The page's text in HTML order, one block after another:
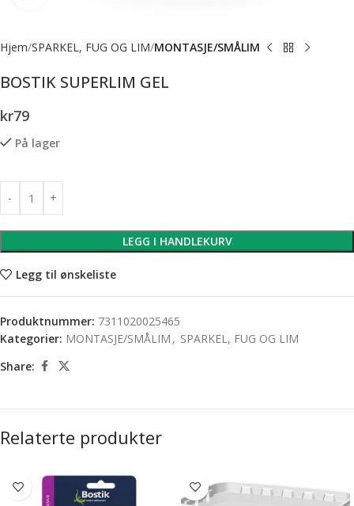
Hjem SPARKEL, FUG OG LIM MONTASJE/SMÅLIM
BOSTIK SUPERLIM GEL
kr79
På lager
LEGG I HANDLEKURV
Legg til ønskeliste
Produktnummer: 7311020025465
Kategorier: MONTASJE/SMÅLIM , SPARKEL, FUG OG LIM
Share:
Relaterte produkter